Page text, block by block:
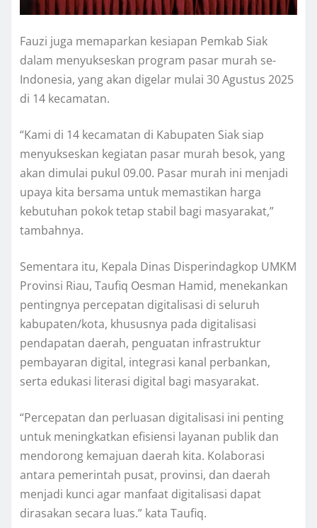
Fauzi juga memaparkan kesiapan Pemkab Siak
dalam menyukseskan program pasar murah se-
Indonesia, yang akan digelar mulai 30 Agustus 2025
di 14 kecamatan.
“Kami di 14 kecamatan di Kabupaten Siak siap
menyukseskan kegiatan pasar murah besok, yang
akan dimulai pukul 09.00. Pasar murah ini menjadi
upaya kita bersama untuk memastikan harga
kebutuhan pokok tetap stabil bagi masyarakat,”
tambahnya.
Sementara itu, Kepala Dinas Disperindagkop UMKM
Provinsi Riau, Taufiq Oesman Hamid, menekankan
pentingnya percepatan digitalisasi di seluruh
kabupaten/kota, khususnya pada digitalisasi
pendapatan daerah, penguatan infrastruktur
pembayaran digital, integrasi kanal perbankan,
serta edukasi literasi digital bagi masyarakat.
“Percepatan dan perluasan digitalisasi ini penting
untuk meningkatkan efisiensi layanan publik dan
mendorong kemajuan daerah kita. Kolaborasi
antara pemerintah pusat, provinsi, dan daerah
menjadi kunci agar manfaat digitalisasi dapat
dirasakan secara luas.” kata Taufiq.